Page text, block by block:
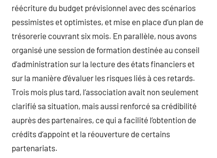
réécriture du budget prévisionnel avec des scénarios
pessimistes et optimistes, et mise en place d’un plan de
trésorerie couvrant six mois. En parallèle, nous avons
organisé une session de formation destinée au conseil
d’administration sur la lecture des états financiers et
sur la manière d’évaluer les risques liés à ces retards.
Trois mois plus tard, l’association avait non seulement
clarifié sa situation, mais aussi renforcé sa crédibilité
auprès des partenaires, ce qui a facilité l’obtention de
crédits d’appoint et la réouverture de certains
partenariats.